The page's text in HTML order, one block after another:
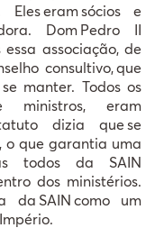
Eleseramsócios e
DomPedro II
essa associação, de
consultivo,que
manter. Todos os
ministros, eram
dizia quese
o que garantia uma
todos da SAIN
dos ministérios.
da SAINcomo um
Império.